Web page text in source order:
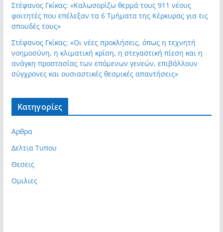
Στέφανος Γκίκας: «Καλωσορίζω θερμά τους 911 νέους
φοιτητές που επέλεξαν τα 6 Τμήματα της Κέρκυρας για τις
σπουδές τους»
Στέφανος Γκίκας: «Οι νέες προκλήσεις, όπως η τεχνητή
νοημοσύνη, η κλιματική κρίση, η στεγαστική πίεση και η
ανάγκη προστασίας των επόμενων γενεών, επιβάλλουν
σύγχρονες και ουσιαστικές θεσμικές απαντήσεις»
Kατηγορίες
Αρθρα
Δελτια Τυπου
Θεσεις
Ομιλιες